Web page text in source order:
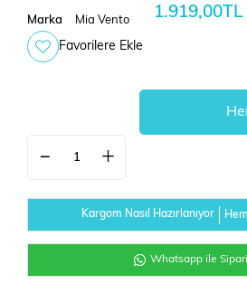
Marka Mia Vento 1.919,00TL
Favorilere Ekle
Kargom Nasıl Hazırlanıyor
Whatsapp ile